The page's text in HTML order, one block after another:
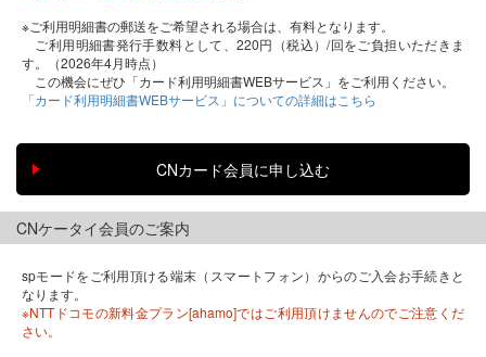
※ご利用明細書の郵送をご希望される場合は、有料となります。
ご利用明細書発行手数料として、220円（税込）/回をご負担いただきま
す。（2026年4月時点）
この機会にぜひ「カード利用明細書WEBサービス」をご利用ください。
「カード利用明細書WEBサービス」についての詳細はこちら
CNケータイ会員のご案内
spモードをご利用頂ける端末（スマートフォン）からのご入会お手続きと
なります。
※NTTドコモの新料金プラン[ahamo]ではご利用頂けませんのでご注意くだ
さい。